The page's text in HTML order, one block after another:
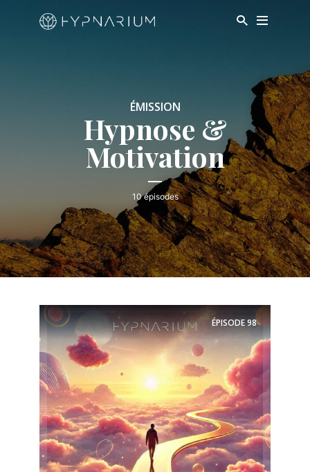
ÉMISSION
Hypnose &
Motivation
10 épisodes
ÉPISODE98